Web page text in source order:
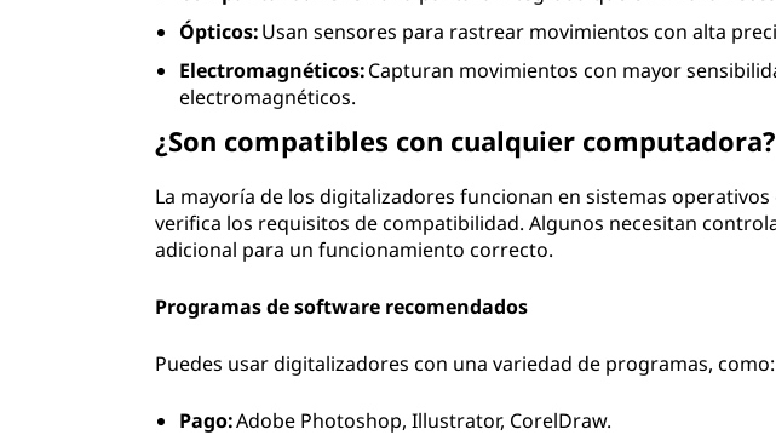
Ópticos:Usan sensores para rastrear movimientos con alta
Electromagnéticos:Capturan movimientos con mayor
electromagnéticos.
¿Son compatibles con cualquier computadora?
La mayoría de los digitalizadores funcionan en sistemas
verifica los requisitos de compatibilidad. Algunos necesitan
adicional para un funcionamiento correcto.
Programas de software recomendados
Puedes usar digitalizadores con una variedad de programas, como:
Pago:Adobe Photoshop, Illustrator, CorelDraw.